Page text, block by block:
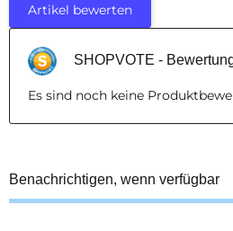
Artikel bewerten
SHOPVOTE -
Es sind noch keine
Benachrichtigen, wenn verfügbar